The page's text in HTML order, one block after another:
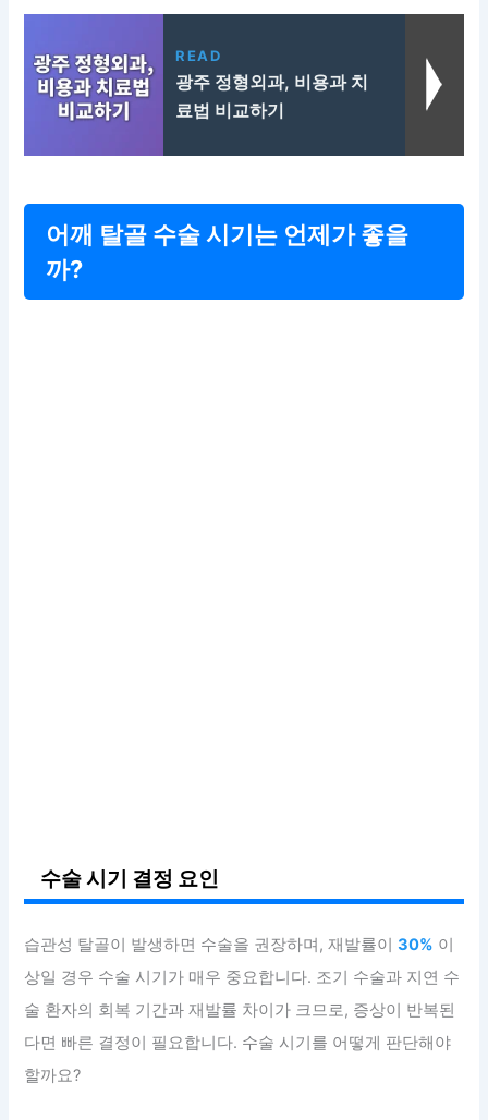
READ
광주 정형외과, 비용과 치
료법 비교하기
어깨 탈골 수술 시기는 언제가 좋을
까?
수술 시기 결정 요인
습관성 탈골이 발생하면 수술을 권장하며, 재발률이30% 이
상일 경우 수술 시기가 매우 중요합니다. 조기 수술과 지연 수
술 환자의 회복 기간과 재발률 차이가 크므로, 증상이 반복된
다면 빠른 결정이 필요합니다. 수술 시기를 어떻게 판단해야
할까요?